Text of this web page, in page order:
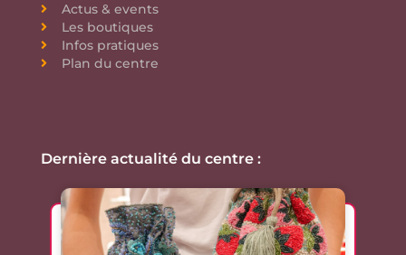
Actus & events
Les boutiques
Infos pratiques
Plan du centre
Dernière actualité du centre :